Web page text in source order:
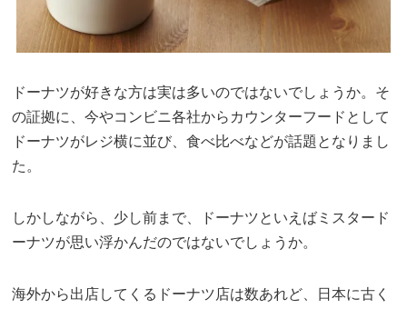
ドーナツが好きな方は実は多いのではないでしょうか。そ
の証拠に、今やコンビニ各社からカウンターフードとして
ドーナツがレジ横に並び、食べ比べなどが話題となりまし
た。
しかしながら、少し前まで、ドーナツといえばミスタード
ーナツが思い浮かんだのではないでしょうか。
海外から出店してくるドーナツ店は数あれど、日本に古く